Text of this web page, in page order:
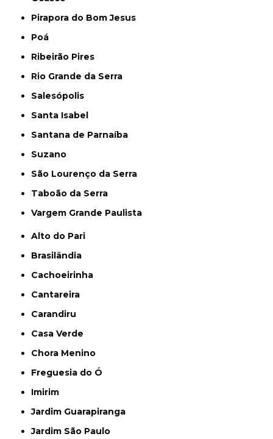
Pirapora do Bom Jesus
Poá
Ribeirão Pires
Rio Grande da Serra
Salesópolis
Santa Isabel
Santana de Parnaíba
Suzano
São Lourenço da Serra
Taboão da Serra
Vargem Grande Paulista
Alto do Pari
Brasilândia
Cachoeirinha
Cantareira
Carandiru
Casa Verde
Chora Menino
Freguesia do Ó
Imirim
Jardim Guarapiranga
Jardim São Paulo